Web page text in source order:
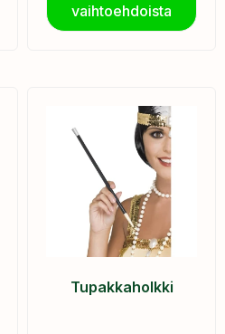
vaihtoehdoista
Tupakkaholkki